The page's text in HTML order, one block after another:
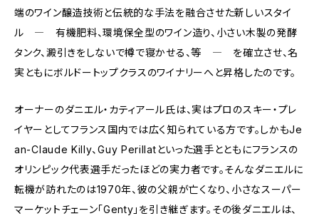
端のワイン醸造技術と伝統的な手法を融合させた新しいスタイ
ル ― 有機肥料、環境保全型のワイン造り、小さい木製の発酵
タンク、澱引きをしないで樽で寝かせる、等 ― を確立させ、名
実ともにボルドートップクラスのワイナリーへと昇格したのです。
オーナーのダニエル・カティアール氏は、実はプロのスキー・プレ
イヤーとしてフランス国内では広く知られている方です。しかもJe
an-Claude Killy、Guy Perillatといった選手とともにフランスの
オリンピック代表選手だったほどの実力者です。そんなダニエルに
転機が訪れたのは1970年、彼の父親が亡くなり、小さなスーパー
マーケットチェーン「Genty」を引き継ぎます。その後ダニエルは、